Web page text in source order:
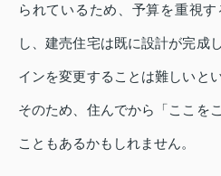
られているため、予算を重視
し、建売住宅は既に設計が完成
インを変更することは難しいと
そのため、住んでから「ここを
こともあるかもしれません。